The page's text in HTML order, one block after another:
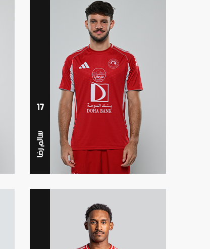
17
سالم رضا